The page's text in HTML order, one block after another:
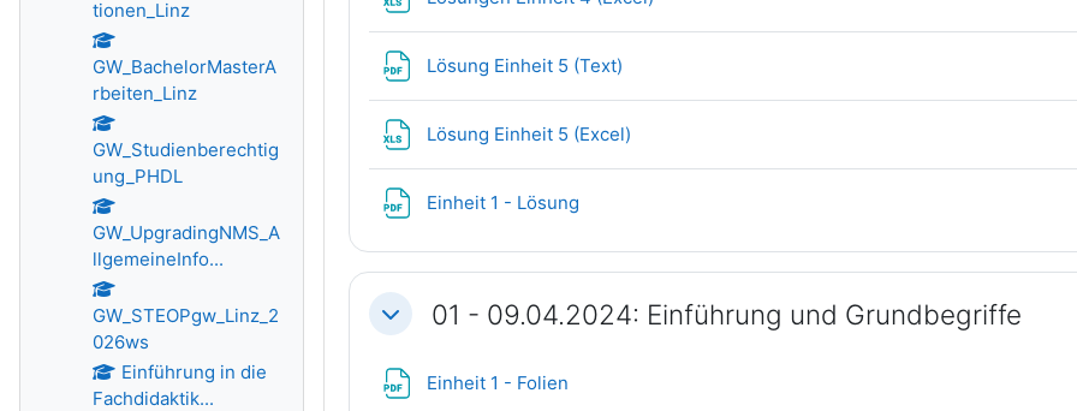
Lösung Einheit 5 (Text)
Lösung Einheit 5 (Excel)
Einheit 1 - Lösung
Einklappen01 - 09.04.2024: Einführung und Grundbegriffe
Einheit 1 - Folien
tionen_Linz
GW_BachelorMasterA
rbeiten_Linz
GW_Studienberechtig
ung_PHDL
GW_UpgradingNMS_A
llgemeineInfo...
GW_STEOPgw_Linz_2
026ws
Einführung in die
Fachdidaktik...